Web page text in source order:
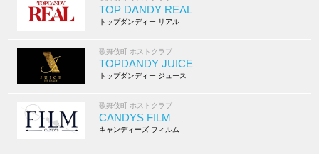
TOP DANDY REAL
トップダンディー リアル
歌舞伎町 ホストクラブ
TOPDANDY JUICE
トップダンディー ジュース
歌舞伎町 ホストクラブ
CANDYS FILM
キャンディーズ フィルム